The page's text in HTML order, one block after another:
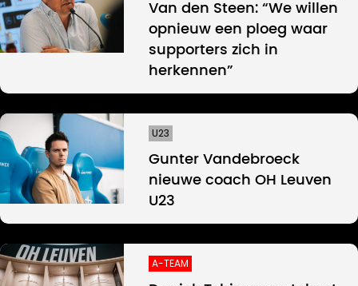
Van den Steen: “We willen
opnieuw een ploeg waar
supporters zich in
herkennen”
U23
Gunter Vandebroeck
nieuwe coach OH Leuven
U23
A-TEAM